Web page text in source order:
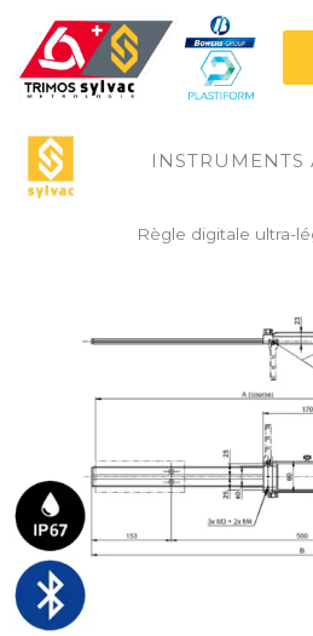
contenu
INSTRUMENTS
Règle digitale ultra-